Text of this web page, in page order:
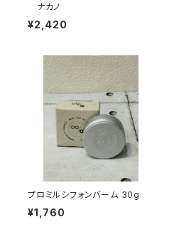
ナカノ
¥2,420
プロミルシフォンバーム 30g
¥1,760